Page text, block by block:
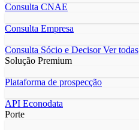
Consulta CNAE
Consulta Empresa
Consulta Sócio e DecisorVer todas
Solução Premium
Plataforma de prospecção
API Econodata
Porte